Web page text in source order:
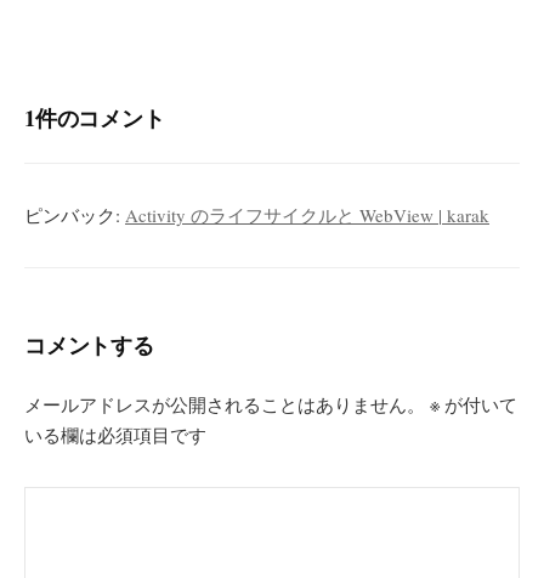
ョ
1件のコメント
ピンバック: Activity のライフサイクルと WebView | karak
コメントする
メールアドレスが公開されることはありません。 ※ が付いて
いる欄は必須項目です